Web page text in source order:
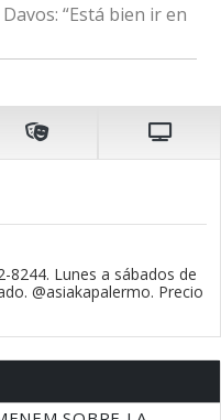
“Está bien ir en
8244. Lunes a sábados de
@asiakapalermo. Precio